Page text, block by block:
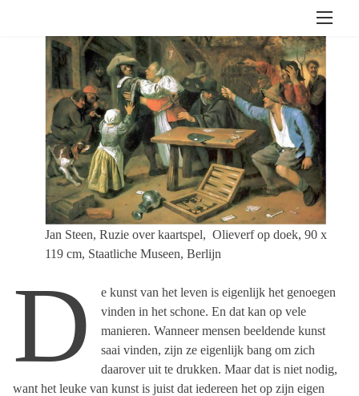
Jan Steen, Ruzie over kaartspel, Olieverf op doek, 90 x
119 cm, Staatliche Museen, Berlijn
D
e kunst van het leven is eigenlijk het genoegen
vinden in het schone. En dat kan op vele
manieren. Wanneer mensen beeldende kunst
saai vinden, zijn ze eigenlijk bang om zich
daarover uit te drukken. Maar dat is niet nodig,
want het leuke van kunst is juist dat iedereen het op zijn eigen